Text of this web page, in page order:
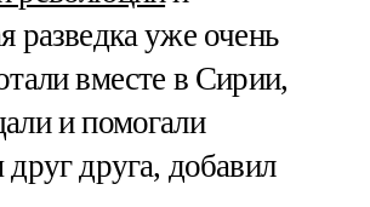
разведка уже очень
вместе в Сирии,
и помогали
друг друга, добавил